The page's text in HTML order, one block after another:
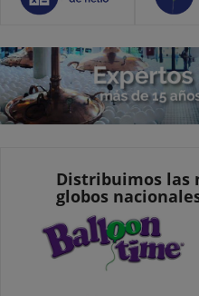
Distribuimos las
globos